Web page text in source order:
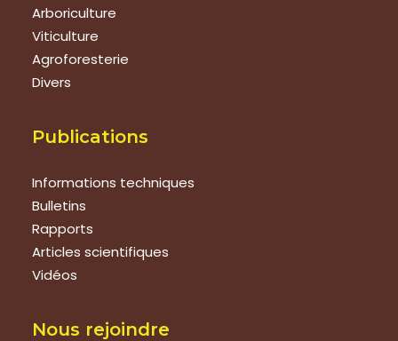
Arboriculture
Viticulture
Agroforesterie
Divers
Publications
Informations techniques
Bulletins
Rapports
Articles scientifiques
Vidéos
Nous rejoindre